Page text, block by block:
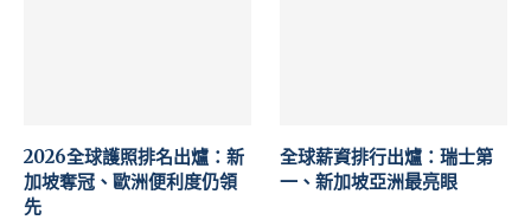
2026全球護照排名出爐：新
加坡奪冠、歐洲便利度仍領
先
全球薪資排行出爐：瑞士第
一、新加坡亞洲最亮眼